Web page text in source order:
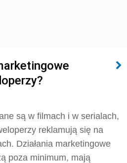
są w filmach i w serialach,
reklamują się na
Działania marketingowe
poza minimum, mają